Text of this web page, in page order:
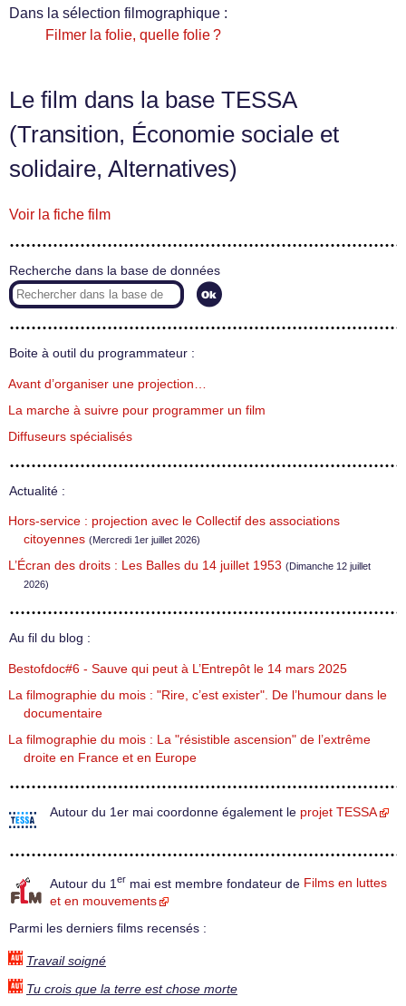
Dans la sélection filmographique :
Filmer la folie, quelle folie ?
Le film dans la base TESSA
(Transition, Économie sociale et
solidaire, Alternatives)
Voir la fiche film
Recherche dans la base de données
Boite à outil du programmateur :
Avant d’organiser une projection…
La marche à suivre pour programmer un film
Diffuseurs spécialisés
Actualité :
Hors-service : projection avec le Collectif des associations
citoyennes (Mercredi 1er juillet 2026)
L’Écran des droits : Les Balles du 14 juillet 1953 (Dimanche 12 juillet
2026)
Au fil du blog :
Bestofdoc#6 - Sauve qui peut à L’Entrepôt le 14 mars 2025
La filmographie du mois : "Rire, c’est exister". De l’humour dans le
documentaire
La filmographie du mois : La "résistible ascension" de l’extrême
droite en France et en Europe
Autour du 1er mai coordonne également le projet TESSA
Autour du 1 er mai est membre fondateur de Films en luttes
et en mouvements
Parmi les derniers films recensés :
Travail soigné
Tu crois que la terre est chose morte